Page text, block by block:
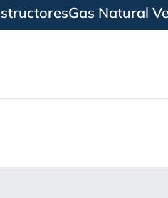
Gas Natural